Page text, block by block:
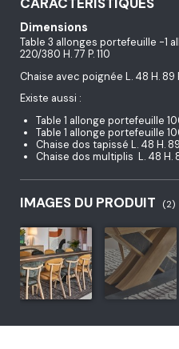
Dimensions
Table 3 allonges portefeuille -1
220/380 H. 77 P. 110
Chaise avec poignée L. 48 H. 89
Existe aussi :
Table 1 allonge portefeuille
Table 1 allonge portefeuille
Chaise dos tapissé L. 48 H. 89
Chaise dos multiplis L. 48 H.
IMAGES DU PRODUIT (2)